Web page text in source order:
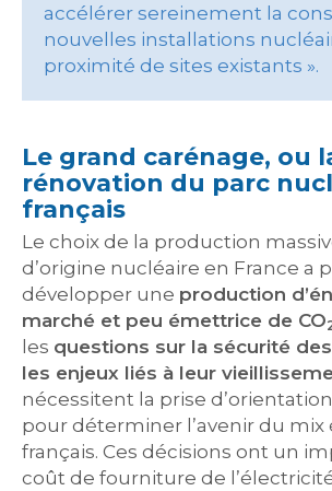
accélérer sereinement la
nouvelles installations
proximité de sites existants ».
Le grand carénage, ou
rénovation du parc
français
Le choix de la production
d’origine nucléaire en France a
développer une production
marché et peu émettrice de CO
les questions sur la sécurité
les enjeux liés à leur
nécessitent la prise
pour déterminer l’avenir du
français. Ces décisions ont un
coût de fourniture de